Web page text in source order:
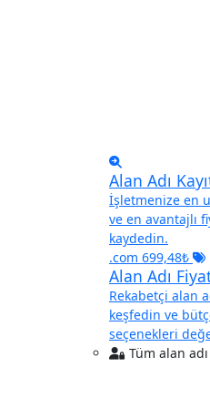
Ücretsiz 1
girebilirsiniz.
Alan Adı
İşletmenize en
ve en avantajlı
kaydedin.
.com 699,48₺
Alan Adı
Rekabetçi alan
keşfedin ve
seçenekleri
Tüm alan